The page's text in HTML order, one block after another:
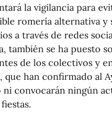
la vigilancia para
romería alternativa y
a través de redes
se ha puesto
de los colectivos y
que han confirmado al
convocarán ningún